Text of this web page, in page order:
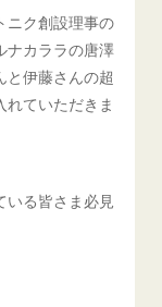
ニク創設理事の
カララの唐澤
と伊藤さんの超
ていただきま
る皆さま必見